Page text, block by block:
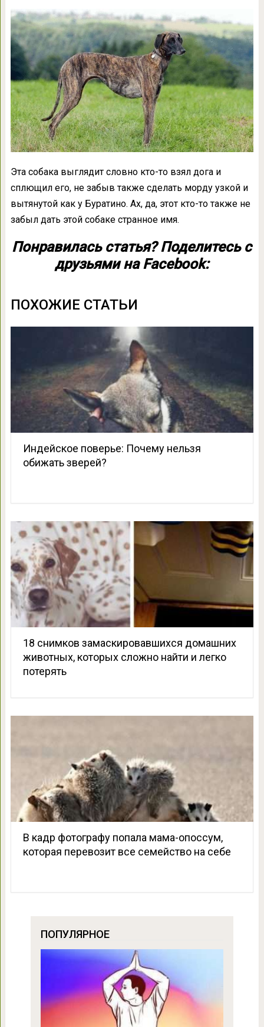
Эта собака выглядит словно кто-то взял дога и
сплющил его, не забыв также сделать морду узкой и
вытянутой как у Буратино. Ах, да, этот кто-то также не
забыл дать этой собаке странное имя.
Понравилась статья? Поделитесь с
друзьями на Facebook:
ПОХОЖИЕ СТАТЬИ
Индейское поверье: Почему нельзя
обижать зверей?
18 снимков замаскировавшихся домашних
животных, которых сложно найти и легко
потерять
В кадр фотографу попала мама-опоссум,
которая перевозит все семейство на себе
ПОПУЛЯРНОЕ